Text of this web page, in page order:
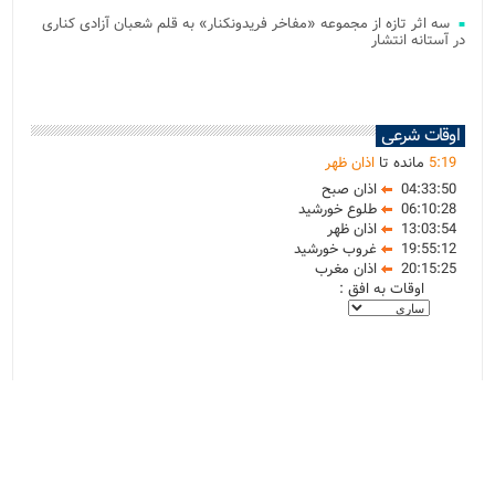
سه اثر تازه از مجموعه «مفاخر فریدونکنار» به قلم شعبان آزادی کناری
در آستانه انتشار
اوقات شرعی
5:19 مانده تااذان ظهر
04:33:50
اذان صبح
06:10:28
طلوع خورشید
13:03:54
اذان ظهر
19:55:12
غروب خورشید
20:15:25
اذان مغرب
اوقات به افق :